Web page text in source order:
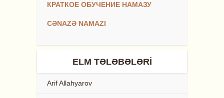
КРАТКОЕ ОБУЧЕНИЕ НАМАЗУ
CƏNAZƏ NAMAZI
ELM TƏLƏBƏLƏRI
Arif Allahyarov